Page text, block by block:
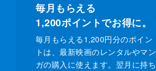
毎月もらえる
1,200ポイントでお得に。
毎月もらえる1,200円分のポイン
トは、最新映画のレンタルやマン
ガの購入に使えます。翌月に持ち